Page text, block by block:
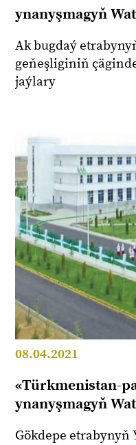
ynanyşmagyň
Ak bugdaý
geňeşliginiň
jaýlary
08.04.2021
«Türkmenistan-
ynanyşmagyň
Gökdepe etrabynyň